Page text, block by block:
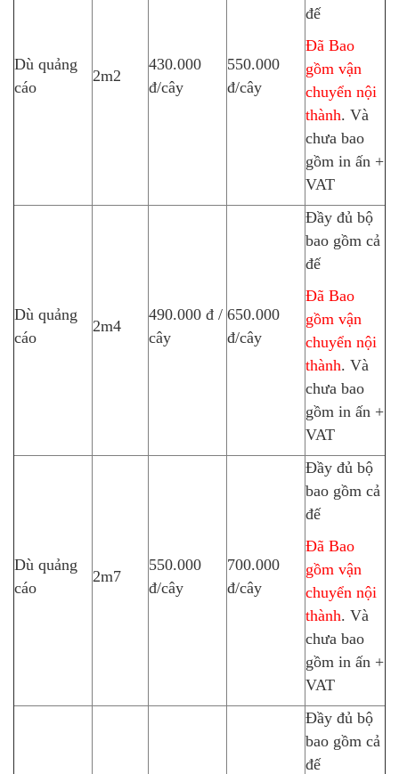
Dù quảng
cáo
2m2
430.000
đ/cây
550.000
đ/cây
đế
Đã Bao
gồm vận
chuyển nội
thành. Và
chưa bao
gồm in ấn +
VAT
Dù quảng
cáo
2m4
490.000 đ /
cây
650.000
đ/cây
Đầy đủ bộ
bao gồm cả
đế
Đã Bao
gồm vận
chuyển nội
thành. Và
chưa bao
gồm in ấn +
VAT
Dù quảng
cáo
2m7
550.000
đ/cây
700.000
đ/cây
Đầy đủ bộ
bao gồm cả
đế
Đã Bao
gồm vận
chuyển nội
thành. Và
chưa bao
gồm in ấn +
VAT
Đầy đủ bộ
bao gồm cả
đế